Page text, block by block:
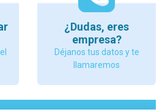
¿Dudas, eres
empresa?
Déjanos tus datos y te
llamaremos